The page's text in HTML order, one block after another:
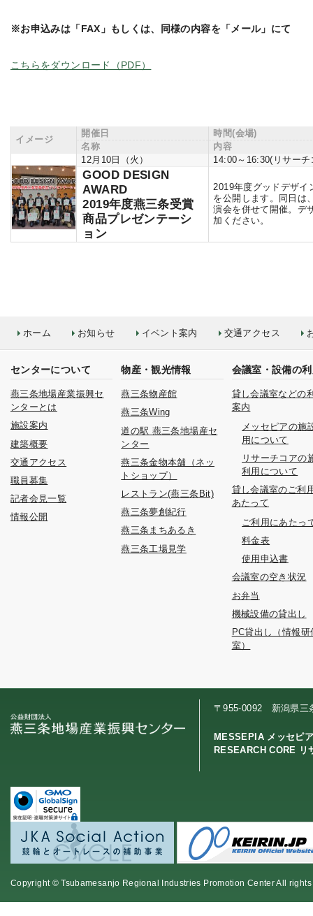
※お申込みは「FAX」もしくは、同様の内容を「メール」にて
こちらをダウンロード（PDF）
イメージ
開催日
時間(会場)
名称
内容
12月10日（火）
14:00～16:30(リサー
GOOD DESIGN
AWARD
2019年度燕三条受賞
商品プレゼンテーシ
ョン
2019年度グッドデザイ
を公開します。同日は
演会を併せて開催。デ
加ください。
ホーム お知らせ イベント案内 交通アクセス
センターについて
燕三条地場産業振興セ
ンターとは
施設案内
建築概要
交通アクセス
職員募集
記者会見一覧
情報公開
物産・観光情報
燕三条物産館
燕三条Wing
道の駅 燕三条地場産セ
ンター
燕三条金物本舗（ネッ
トショップ）
レストラン(燕三条Bit)
燕三条夢創紀行
燕三条まちあるき
燕三条工場見学
会議室・設備の
貸し会議室などの
案内
メッセピアの施
用について
リサーチコアの
利用について
貸し会議室のご利
あたって
ご利用にあたっ
料金表
使用申込書
会議室の空き状況
お弁当
機械設備の貸出し
PC貸出し（情報研
室）
〒955-0092 新潟県三
MESSEPIA メッセピ
RESEARCH CORE リ
Copyright © Tsubamesanjo Regional Industries Promotion Center All